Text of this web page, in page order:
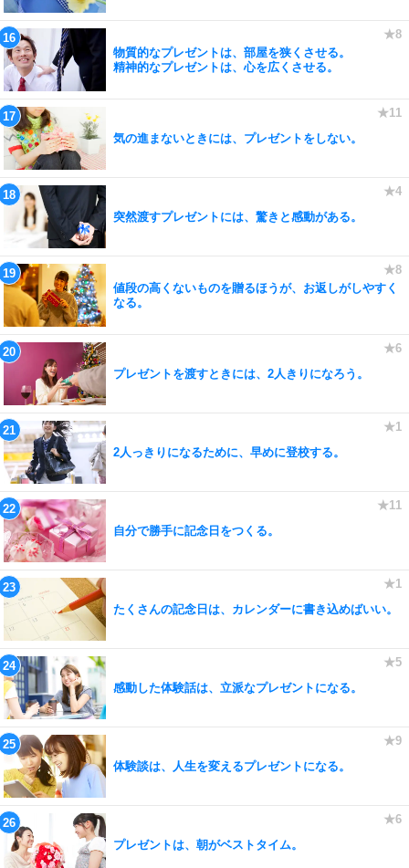
物質的なプレゼントは、部屋を狭くさせる。
精神的なプレゼントは、心を広くさせる。
気の進まないときには、プレゼントをしない。
突然渡すプレゼントには、驚きと感動がある。
値段の高くないものを贈るほうが、お返しがしやすく
なる。
プレゼントを渡すときには、2人きりになろう。
2人っきりになるために、早めに登校する。
自分で勝手に記念日をつくる。
たくさんの記念日は、カレンダーに書き込めばいい。
感動した体験話は、立派なプレゼントになる。
体験談は、人生を変えるプレゼントになる。
プレゼントは、朝がベストタイム。